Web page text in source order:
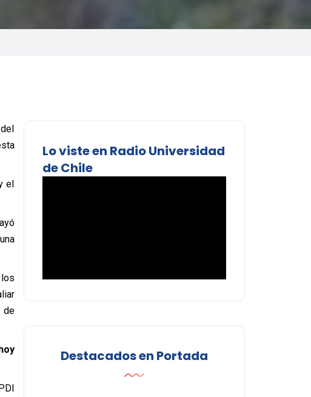
el
de
Lo viste en Radio Universidad
de Chile
Destacados en Portada